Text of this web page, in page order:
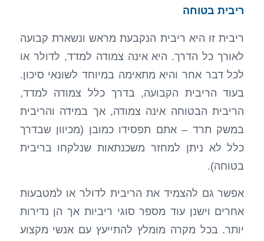
ריבית בטוחה
ריבית זו היא ריבית הנקבעת מראש ונשארת קבועה
לאורך כל הדרך. היא אינה צמודה למדד, לדולר או
לכל דבר אחר והיא מתאימה במיוחד לשונאי סיכון.
בעוד הריבית הקבועה, בדרך כלל צמודה למדד,
הריבית הבטוחה אינה צמודה, אך במידה והריבית
במשק תרד – אתם תפסידו כמובן (מכיוון שבדרך
כלל לא ניתן למחזר משכנתאות שנלקחו בריבית
בטוחה).
אפשר גם להצמיד את הריבית לדולר או למטבעות
אחרים וישנן עוד מספר סוגי ריביות אך הן נדירות
יותר. בכל מקרה מומלץ להתייעץ עם אנשי מקצוע